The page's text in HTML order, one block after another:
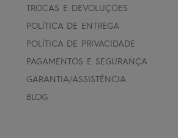
TROCAS E DEVOLUÇÕES
POLÍTICA DE ENTREGA
POLÍTICA DE PRIVACIDADE
PAGAMENTOS E SEGURANÇA
GARANTIA/ASSISTÊNCIA
BLOG